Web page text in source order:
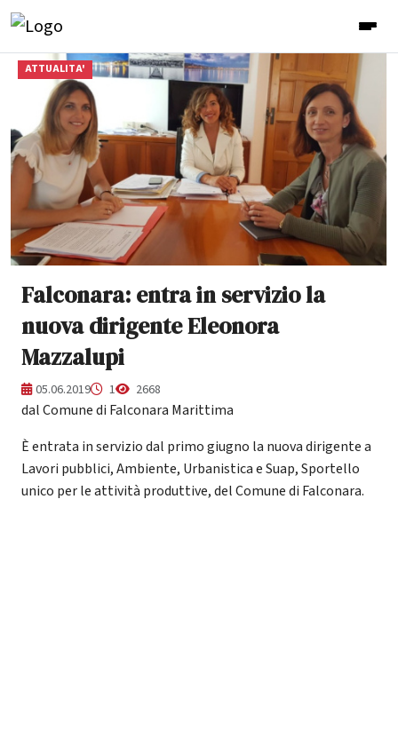
ATTUALITA'
Falconara: entra in servizio la
nuova dirigente Eleonora
Mazzalupi
05.06.2019 1 2668
dal Comune di Falconara Marittima
È entrata in servizio dal primo giugno la nuova dirigente a
Lavori pubblici, Ambiente, Urbanistica e Suap, Sportello
unico per le attività produttive, del Comune di Falconara.